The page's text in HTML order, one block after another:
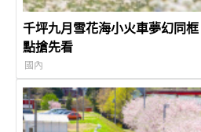
千坪九月雪花海小火車夢幻同
點搶先看
國內